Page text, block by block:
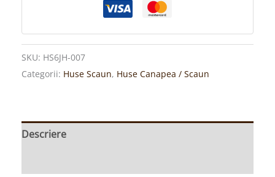
SKU: HS6JH-007
Categorii: Huse Scaun, Huse Canapea / Scaun
Descriere